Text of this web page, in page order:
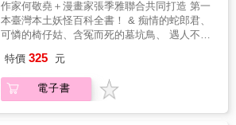
屬於這個城市與人的故事，也讓我們更接近那
個充滿鐵花窗與水泥花磚的建築年代！ 全台老
房子熱烈相挺！ 離島老屋風情── ‧黃輝煌洋樓‧
乾益堂中藥行‧澎湖開拓館‧小島家 Brunch +
Backpacker‧ ‧芹壁聚落‧刺鳥咖啡書店 台灣特色
老屋── ‧文魚走馬‧瓦豆光田‧萬華林宅‧辛志平與
李克承故居‧姜阿新洋樓‧新興大旅社‧ ‧小艾人文
工坊‧書集喜室‧萊兒費可‧太平老街‧斗六行啟紀
研，並融合臺灣島人文歷史風貌，以唯美畫風
呈現其中最知名的42個妖怪。 & 關於世界各地
妖怪的記錄：歐洲有古斯塔夫‧斯威布的《古代
最美的傳說》，這就是現今流傳古希臘神話妖
者；日本有柳田國男《遠野物語》，桃山人的
《繪本百物語》，小泉八雲的《怪談》，日本
當今所有的妖怪故事可以說都源流於此；中國
作家何敬堯＋漫畫家張季雅聯合共同打造 第一
本臺灣本土妖怪百科全書！ & 痴情的蛇郎君、
可憐的椅仔姑、含冤而死的墓坑鳥、 遇人不淑
&hellip;&hellip; 229個妖鬼神＋42幅黑白插畫
盡在《妖怪臺灣：三百年島嶼奇幻誌‧妖鬼神遊
卷》一覽無餘 本書特別收入全彩拉頁〈百妖出
特價 325 元
電子書